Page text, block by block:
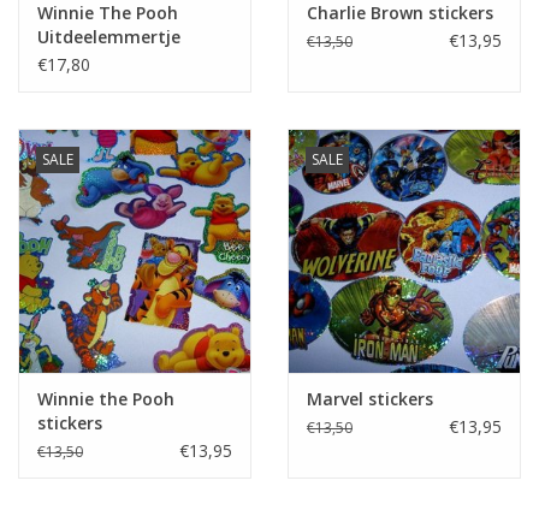
Winnie The Pooh
Uitdeelemmertje
€17,80
Charlie Brown stickers
€13,50 €13,95
SALE
Winnie the Pooh
stickers
€13,50 €13,95
SALE
Marvel stickers
€13,50 €13,95